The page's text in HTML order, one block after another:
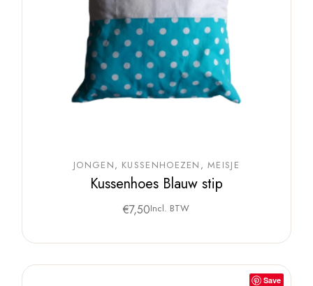
JONGEN KUSSENHOEZEN MEISJE
Kussenhoes Blauw stip
€7,50Incl. BTW
Save